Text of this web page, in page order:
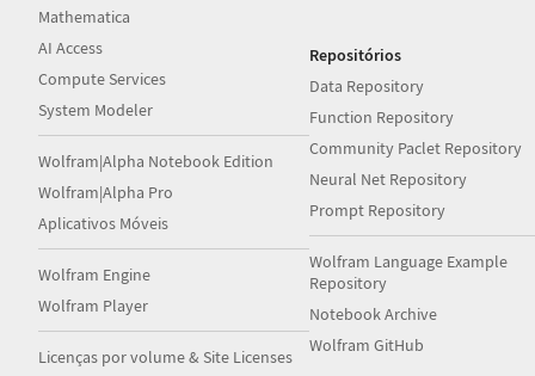
Mathematica
AI Access
Compute Services
System Modeler
Wolfram|Alpha Notebook Edition
Wolfram|Alpha Pro
Aplicativos Móveis
Wolfram Engine
Wolfram Player
Licenças por volume & Site Licenses
Repositórios
Data Repository
Function Repository
Community Paclet Repository
Neural Net Repository
Prompt Repository
Wolfram Language Example
Repository
Notebook Archive
Wolfram GitHub